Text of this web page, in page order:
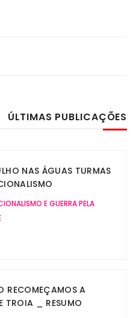
ÚLTIMAS PUBLICAÇÕES
NAS ÁGUAS TURMAS
E GUERRA PELA
A
TROIA _ RESUMO